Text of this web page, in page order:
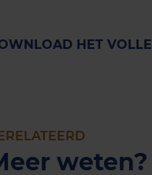
HET
weten?